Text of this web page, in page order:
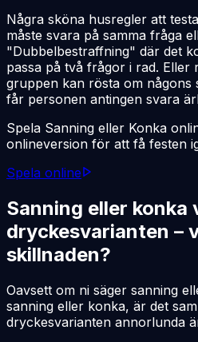
Några sköna husregler att
måste svara på samma fråga
"Dubbelbestraffning" där det
passa på två frågor i rad.
gruppen kan rösta om någons
får personen antingen svara
Spela Sanning eller Konka
onlineversion för att få festen
Spela online
Sanning eller konka
dryckesvarianten –
skillnaden?
Oavsett om ni säger sanning
sanning eller konka, är det
dryckesvarianten annorlunda